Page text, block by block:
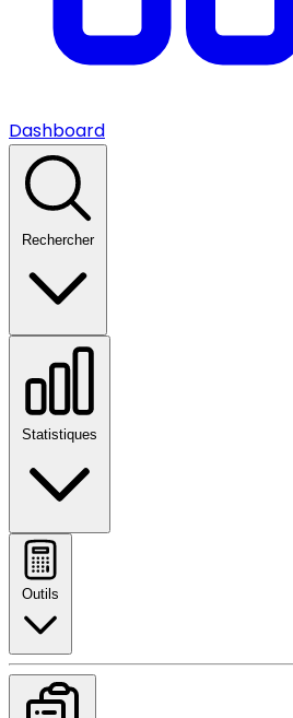
Dashboard
Rechercher
Statistiques
Outils